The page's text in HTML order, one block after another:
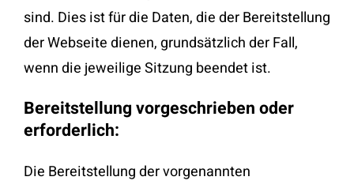
sind. Dies ist für die Daten, die der Bereitstellung
der Webseite dienen, grundsätzlich der Fall,
wenn die jeweilige Sitzung beendet ist.
Bereitstellung vorgeschrieben oder
erforderlich:
Die Bereitstellung der vorgenannten